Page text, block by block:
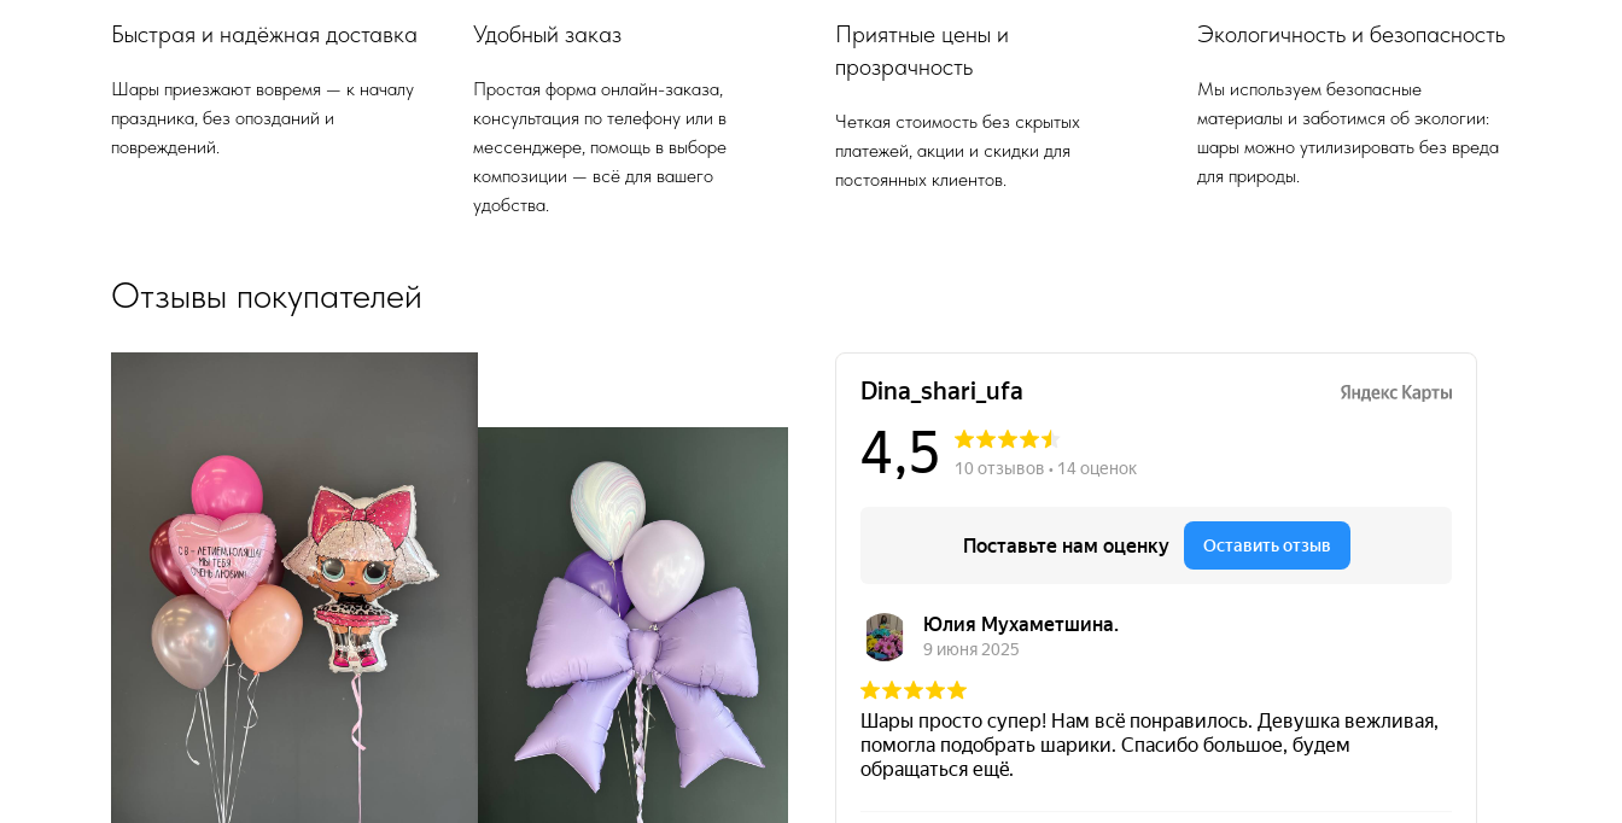
Быстрая и надёжная доставка
Шары приезжают вовремя — к началу
праздника, без опозданий и
повреждений.
Удобный заказ
Простая форма онлайн-заказа,
консультация по телефону или в
мессенджере, помощь в выборе
композиции — всё для вашего
удобства.
Приятные цены и
прозрачность
Четкая стоимость без скрытых
платежей, акции и скидки для
постоянных клиентов.
Экологичность и безопасность
Мы используем безопасные
материалы и заботимся об экологии:
шары можно утилизировать без вреда
для природы.
Отзывы покупателей